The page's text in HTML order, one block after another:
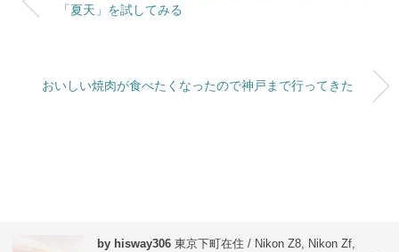
「夏天」を試してみる
おいしい焼肉が食べたくなったので神戸まで行ってきた
by hisway306 東京下町在住 / Nikon Z8, Nikon Zf,